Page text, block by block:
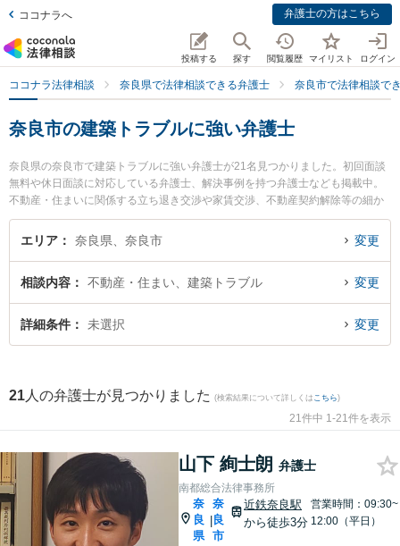
ココナラへ 弁護士の方はこちら
投稿する 探す 閲覧履歴 マイリスト ログイン
ココナラ法律相談 奈良県で法律相談できる弁護士 奈良市で法律相談で
奈良市の建築トラブルに強い弁護士
奈良県の奈良市で建築トラブルに強い弁護士が21名見つかりました。初回面談
無料や休日面談に対応している弁護士、解決事例を持つ弁護士なども掲載中。
不動産・住まいに関係する立ち退き交渉や家賃交渉、不動産契約解除等の細か
な分野での絞り込み検索もでき便利です。特に南都総合法律事務所の山下 絢士
朗弁護士や喜多芳裕法律事務所の喜多 芳裕弁護士、岡本法律事務所の岡本 卓也
したい』『建築トラブルのトラブル解決の実績豊富な近くの弁護士を検索した
い』『初回相談無料で建築トラブルを法律相談できる奈良市内の弁護士に相談
予約したい』などでお困りの相談者さんにおすすめです。
エリア 奈良県、奈良市 変更
相談内容 不動産・住まい、建築トラブル 変更
詳細条件 未選択 変更
21 人の弁護士が見つかりました (検索結果について詳しくは こちら)
21件中 1-21件を表示
山下 絢士朗 弁護士
南都総合法律事務所
奈
良
県
|
奈
良
市
近鉄奈良駅
から徒歩3分
営業時間：09:30~
12:00（平日）